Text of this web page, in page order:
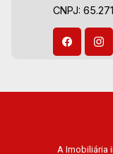
CNPJ:
A Imobiliária